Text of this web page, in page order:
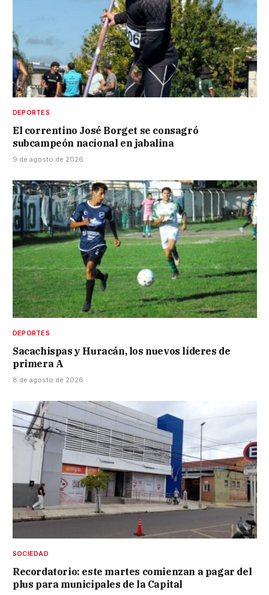
DEPORTES
El correntino José Borget se consagró
subcampeón nacional en jabalina
9 de agosto de 2026
DEPORTES
Sacachispas y Huracán, los nuevos líderes de
primera A
8 de agosto de 2026
SOCIEDAD
Recordatorio: este martes comienzan a pagar del
plus para municipales de la Capital